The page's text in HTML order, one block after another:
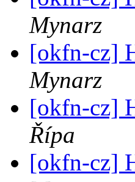
Mynarz
[okfn-cz]
Mynarz
[okfn-cz]
Řípa
[okfn-cz]